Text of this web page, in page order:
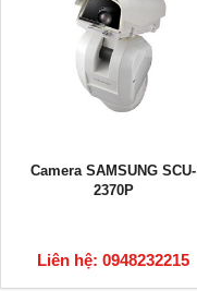
Camera SAMSUNG SCU-
2370P
Liên hệ: 0948232215